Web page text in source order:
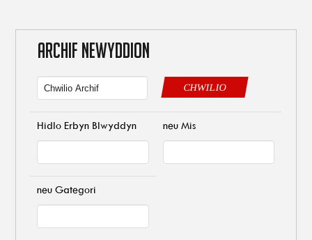
ARCHIF NEWYDDION
CHWILIO
Hidlo Erbyn Blwyddyn neu Mis
neu Gategori